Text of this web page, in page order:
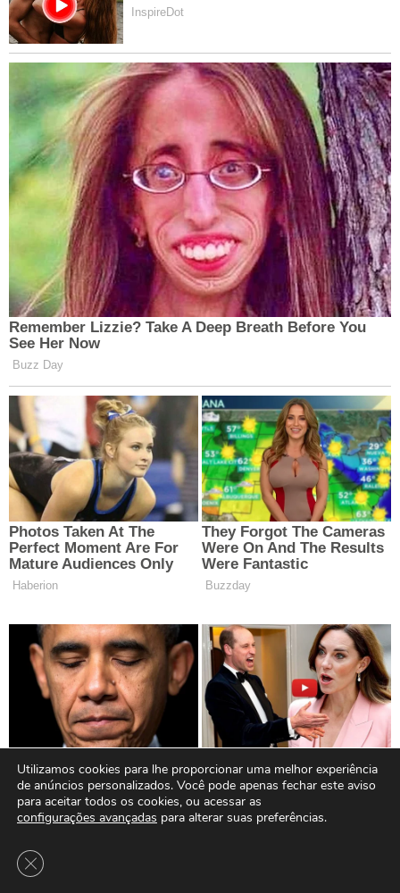
Utilizamos cookies para lhe proporcionar uma melhor experiência
de anúncios personalizados. Você pode apenas fechar este aviso
para aceitar todos os cookies, ou acessar as
configurações avançadas para alterar suas preferências.
Close GDPR Cookie Banner